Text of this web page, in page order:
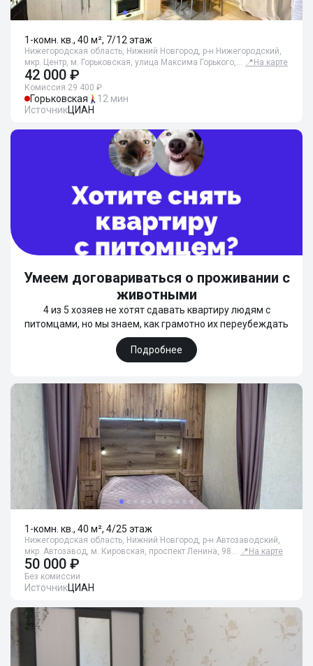
1-комн. кв., 40 м², 7/12 этаж
Нижегородская область, Нижний Новгород, р-н Нижегородский,
мкр. Центр, м. Горьковская, улица Максима Горького,… 📍 На карте
42 000 ₽
Комиссия 29 400 ₽
Горьковская
12 мин
ИсточникЦИАН
Умеем договариваться о проживании с
животными
4 из 5 хозяев не хотят сдавать квартиру людям с
питомцами, но мы знаем, как грамотно их переубеждать
Подробнее
1-комн. кв., 40 м², 4/25 этаж
Нижегородская область, Нижний Новгород, р-н Автозаводский,
мкр. Автозавод, м. Кировская, проспект Ленина, 98… 📍 На карте
50 000 ₽
Без комиссии
ИсточникЦИАН